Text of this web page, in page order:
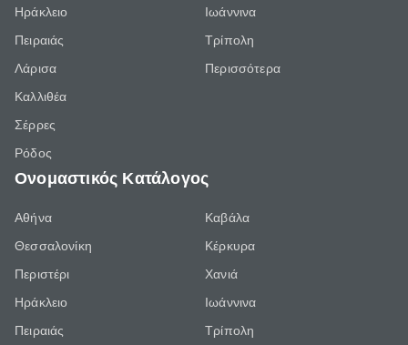
Ηράκλειο
Πειραιάς
Λάρισα
Καλλιθέα
Σέρρες
Ρόδος
Ιωάννινα
Τρίπολη
Περισσότερα
Ονομαστικός Κατάλογος
Αθήνα
Θεσσαλονίκη
Περιστέρι
Ηράκλειο
Πειραιάς
Καβάλα
Κέρκυρα
Χανιά
Ιωάννινα
Τρίπολη